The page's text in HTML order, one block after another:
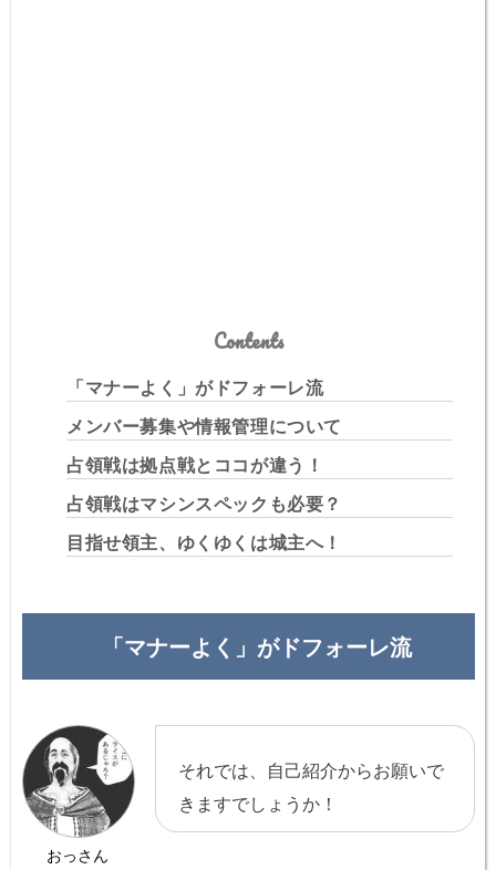
Contents
「マナーよく」がドフォーレ流
メンバー募集や情報管理について
占領戦は拠点戦とココが違う！
占領戦はマシンスペックも必要？
目指せ領主、ゆくゆくは城主へ！
「マナーよく」がドフォーレ流
おっさん
それでは、自己紹介からお願いで
きますでしょうか！